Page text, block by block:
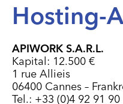
Hosting-
APIWORK S.A.R.L.
Kapital: 12.500 €
1 rue Allieis
06400 Cannes –
Tel.: +33 (0)4 92 91 90